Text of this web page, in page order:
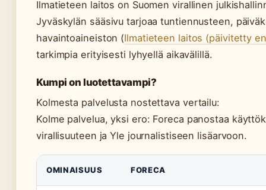
Ilmatieteen laitos on Suomen virallinen
Jyväskylän sääsivu tarjoaa tuntiennusteen,
havaintoaineiston (Ilmatieteen laitos (päivitetty
tarkimpia erityisesti lyhyellä aikavälillä.
Kumpi on luotettavampi?
Kolmesta palvelusta nostettava vertailu:
Kolme palvelua, yksi ero: Foreca panostaa
virallisuuteen ja Yle journalistiseen lisäarvoon.
OMINAISUUS FORECA